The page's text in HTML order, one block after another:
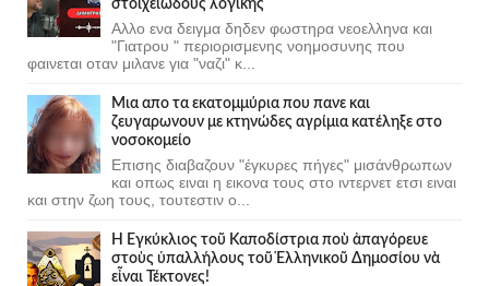
στοιχειώδους λογικής
Αλλο ενα δειγμα δηδεν φωστηρα νεοελληνα και
"Γιατρου " περιορισμενης νοημοσυνης που
φαινεται οταν μιλανε για "ναζι" κ...
Μια απο τα εκατομμύρια που πανε και
ζευγαρωνουν με κτηνώδες αγρίμια κατέληξε στο
νοσοκομείο
Επισης διαβαζουν "έγκυρες πήγες" μισάνθρωπων
και οπως ειναι η εικονα τους στο ιντερνετ ετσι ειναι
και στην ζωη τους, τουτεστιν ο...
Ἡ Ἐγκύκλιος τοῦ Καποδίστρια ποὺ ἀπαγόρευε
στοὺς ὑπαλλήλους τοῦ Ἑλληνικοῦ Δημοσίου νὰ
εἶναι Τέκτονες!